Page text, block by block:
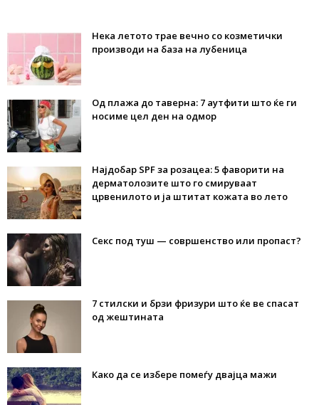
Нека летото трае вечно со козметички
производи на база на лубеница
Од плажа до таверна: 7 аутфити што ќе ги
носиме цел ден на одмор
Најдобар SPF за розацеа: 5 фаворити на
дерматолозите што го смируваат
црвенилото и ја штитат кожата во лето
Секс под туш — совршенство или пропаст?
7 стилски и брзи фризури што ќе ве спасат
од жештината
Како да се избере помеѓу двајца мажи